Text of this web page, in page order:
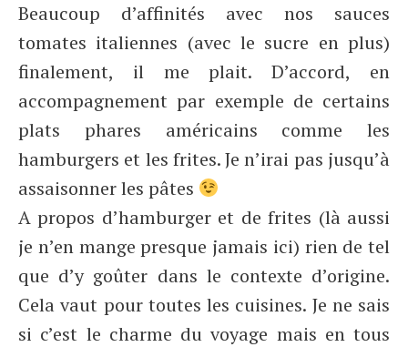
Beaucoup d’affinités avec nos sauces
tomates italiennes (avec le sucre en plus)
finalement, il me plait. D’accord, en
accompagnement par exemple de certains
plats phares américains comme les
hamburgers et les frites. Je n’irai pas jusqu’à
assaisonner les pâtes
A propos d’hamburger et de frites (là aussi
je n’en mange presque jamais ici) rien de tel
que d’y goûter dans le contexte d’origine.
Cela vaut pour toutes les cuisines. Je ne sais
si c’est le charme du voyage mais en tous